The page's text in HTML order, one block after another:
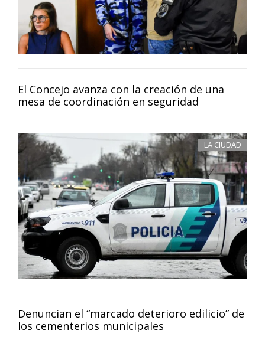
El Concejo avanza con la creación de una
mesa de coordinación en seguridad
LA CIUDAD
Denuncian el “marcado deterioro edilicio” de
los cementerios municipales